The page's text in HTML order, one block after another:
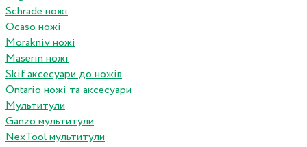
Schrade ножі
Ocaso ножі
Morakniv ножі
Maserin ножі
Skif аксесуари до ножів
Ontario ножі та аксесуари
Мультитули
Ganzo мультитули
NexTool мультитули